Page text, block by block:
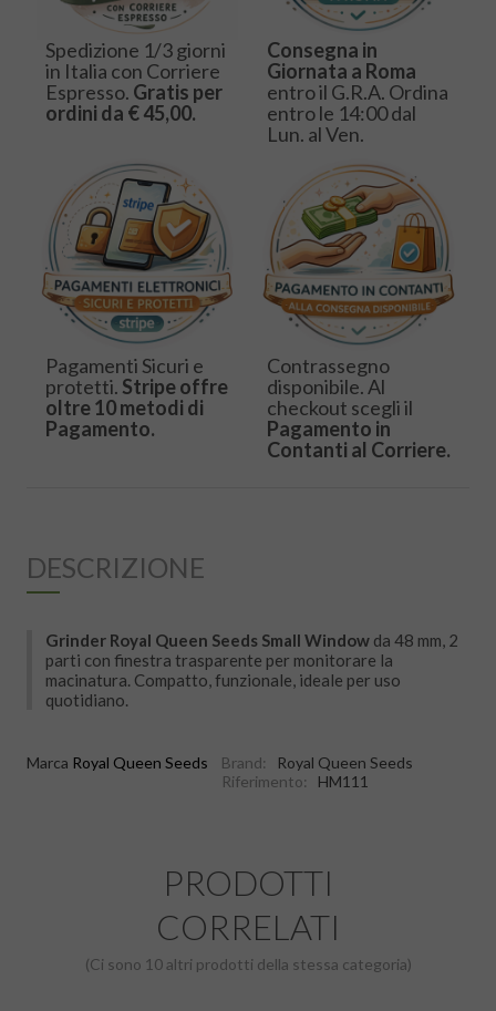
Spedizione 1/3 giorni
in Italia con Corriere
Espresso. Gratis per
ordini da € 45,00.
Consegna in
Giornata a Roma
entro il G.R.A. Ordina
entro le 14:00 dal
Lun. al Ven.
Pagamenti Sicuri e
protetti. Stripe offre
oltre 10 metodi di
Pagamento.
Contrassegno
disponibile. Al
checkout scegli il
Pagamento in
Contanti al Corriere.
DESCRIZIONE
Grinder Royal Queen Seeds Small Window da 48 mm, 2
parti con finestra trasparente per monitorare la
macinatura. Compatto, funzionale, ideale per uso
quotidiano.
Marca Royal Queen Seeds Brand:
Royal Queen Seeds
Riferimento:
HM111
PRODOTTI
CORRELATI
(Ci sono 10 altri prodotti della stessa categoria)